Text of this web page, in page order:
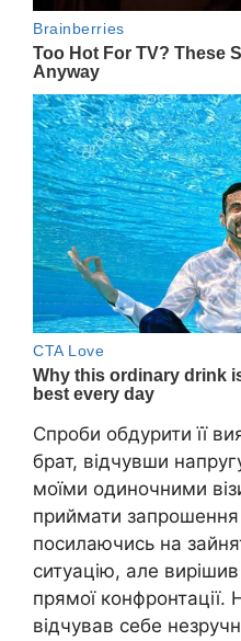
Спроби обдурити її
брат, відчувши
моїми одиночними
приймати
посилаючись на
ситуацію, але
прямої
відчував себе